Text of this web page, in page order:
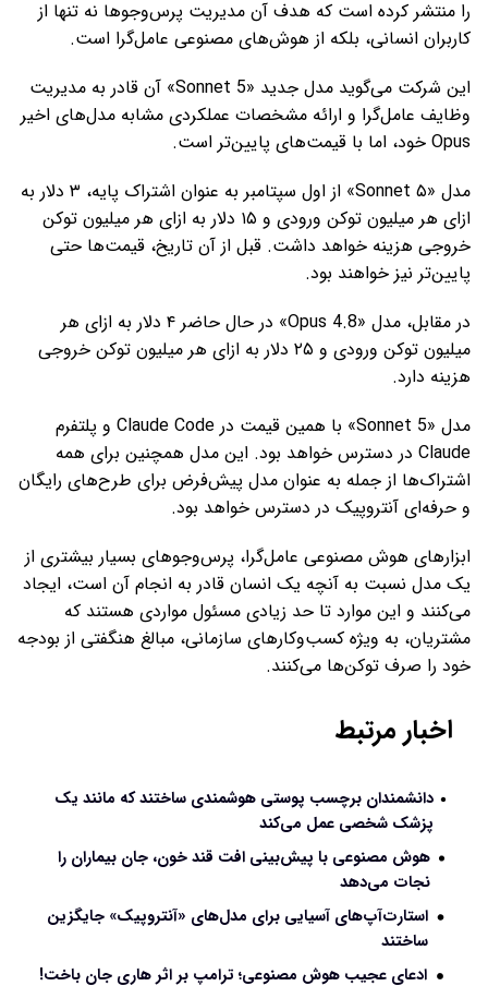
را منتشر کرده است که هدف آن مدیریت پرس‌وجوها نه تنها از
کاربران انسانی، بلکه از هوش‌های مصنوعی عامل‌گرا است.
این شرکت می‌گوید مدل جدید «Sonnet 5» آن قادر به مدیریت
وظایف عامل‌گرا و ارائه مشخصات عملکردی مشابه مدل‌های اخیر
Opus خود، اما با قیمت‌های پایین‌تر است.
مدل «Sonnet ۵» از اول سپتامبر به عنوان اشتراک پایه، ۳ دلار به
ازای هر میلیون توکن ورودی و ۱۵ دلار به ازای هر میلیون توکن
خروجی هزینه خواهد داشت. قبل از آن تاریخ، قیمت‌ها حتی
پایین‌تر نیز خواهند بود.
در مقابل، مدل «Opus 4.8» در حال حاضر ۴ دلار به ازای هر
میلیون توکن ورودی و ۲۵ دلار به ازای هر میلیون توکن خروجی
هزینه دارد.
مدل «Sonnet 5» با همین قیمت در Claude Code و پلتفرم
Claude در دسترس خواهد بود. این مدل همچنین برای همه
اشتراک‌ها از جمله به عنوان مدل پیش‌فرض برای طرح‌های رایگان
و حرفه‌ای آنتروپیک در دسترس خواهد بود.
ابزارهای هوش مصنوعی عامل‌گرا، پرس‌وجوهای بسیار بیشتری از
یک مدل نسبت به آنچه یک انسان قادر به انجام آن است، ایجاد
می‌کنند و این موارد تا حد زیادی مسئول مواردی هستند که
مشتریان، به ویژه کسب‌وکارهای سازمانی، مبالغ هنگفتی از بودجه
خود را صرف توکن‌ها می‌کنند.
اخبار مرتبط
دانشمندان برچسب پوستی هوشمندی ساختند که مانند یک
پزشک شخصی عمل می‌کند
هوش مصنوعی با پیش‌بینی افت قند خون، جان بیماران را
نجات می‌دهد
استارت‌آپ‌های آسیایی برای مدل‌های «آنتروپیک» جایگزین
ساختند
ادعای عجیب هوش مصنوعی؛ ترامپ بر اثر هاری جان باخت!